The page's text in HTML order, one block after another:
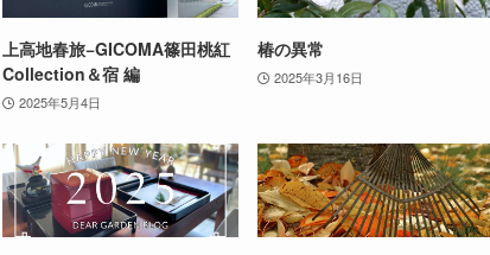
上高地春旅−GICOMA篠田桃紅
Collection＆宿 編
2025年5月4日
椿の異常
2025年3月16日